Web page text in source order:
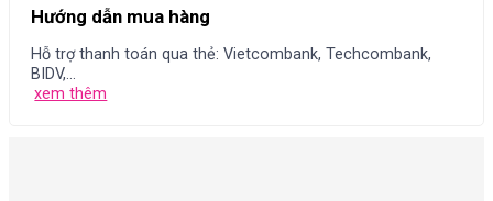
Hướng dẫn mua hàng
Hỗ trợ thanh toán qua thẻ: Vietcombank, Techcombank,
BIDV,...
xem thêm